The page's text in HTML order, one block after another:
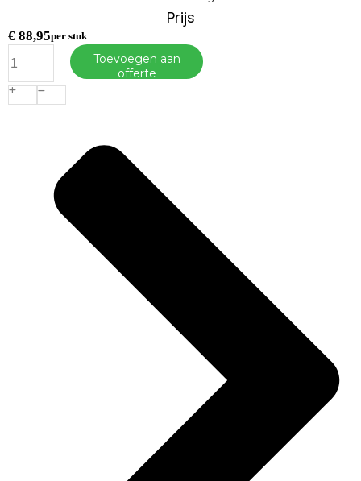
Prijs
€ 88,95per stuk
sleufpaal
Reest
gecoat
11,5x11,5x280cm
Toevoegen aan
offerte